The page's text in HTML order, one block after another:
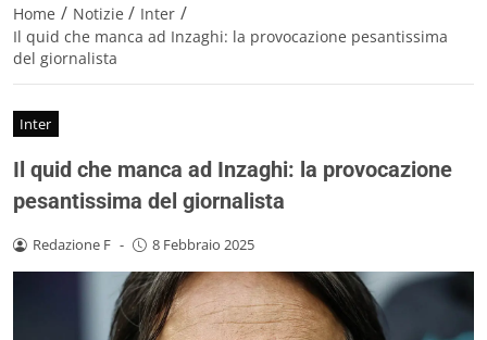
Home / Notizie / Inter /
Il quid che manca ad Inzaghi: la provocazione pesantissima
del giornalista
Inter
Il quid che manca ad Inzaghi: la provocazione
pesantissima del giornalista
Redazione F - 8 Febbraio 2025